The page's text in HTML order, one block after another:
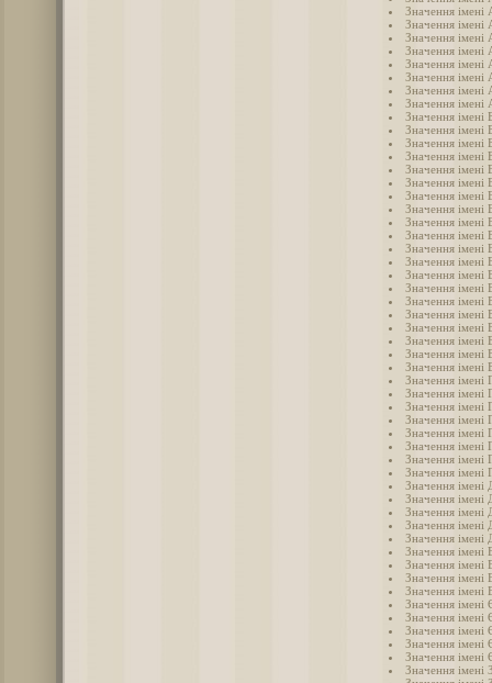
Значення імені
Значення імені
Значення імені
Значення імені
Значення імені
Значення імені
Значення імені
Значення імені
Значення імені
Значення імені
Значення імені
Значення імені
Значення імені
Значення імені
Значення імені
Значення імені
Значення імені
Значення імені
Значення імені
Значення імені
Значення імені
Значення імені
Значення імені
Значення імені
Значення імені
Значення
Значення імені
Значення імені
Значення імені
Значення імені
Значення імені
Значення імені
Значення імені
Значення імені
Значення імені
Значення імені
Значення імені
Значення імені
Значення імені
Значення імені
Значення імені
Значення імені
Значення імені
Значення імені
Значення імені
Значення імені
Значення імені
Значення імені
Значення імені
Значення імені
Значення імені